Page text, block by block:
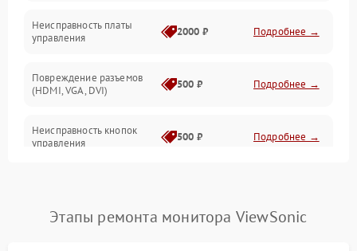
Неисправность платы
управления
2000 ₽ Подробнее →
Повреждение разъемов
(HDMI, VGA, DVI)
500 ₽ Подробнее →
Неисправность кнопок
управления
500 ₽ Подробнее →
Повреждение кабеля
Этапы ремонта монитора ViewSonic